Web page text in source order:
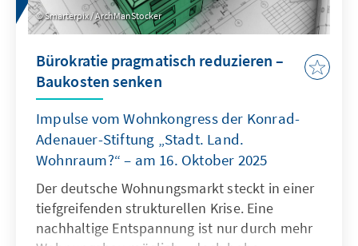
Smarterpix / ArchManStocker
Bürokratie pragmatisch reduzieren –
Baukosten senken
Impulse vom Wohnkongress der Konrad-
Adenauer-Stiftung „Stadt. Land.
Wohnraum?“ – am 16. Oktober 2025
Der deutsche Wohnungsmarkt steckt in einer
tiefgreifenden strukturellen Krise. Eine
nachhaltige Entspannung ist nur durch mehr